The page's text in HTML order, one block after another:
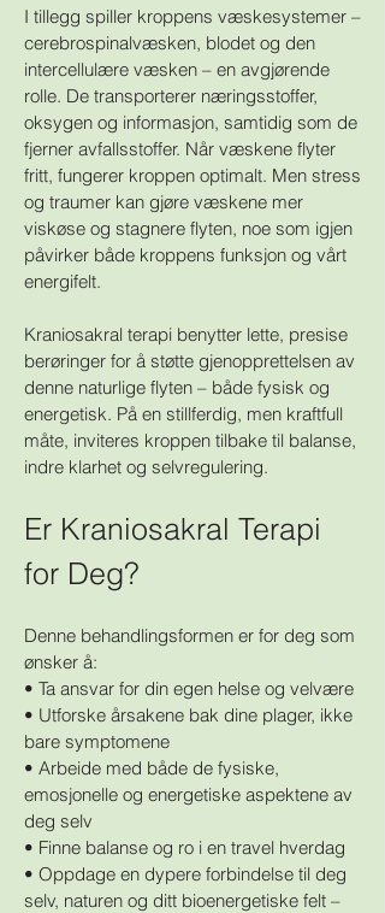
I tillegg spiller kroppens væskesystemer –
cerebrospinalvæsken, blodet og den
intercellulære væsken – en avgjørende
rolle. De transporterer næringsstoffer,
oksygen og informasjon, samtidig som de
fjerner avfallsstoffer. Når væskene flyter
fritt, fungerer kroppen optimalt. Men stress
og traumer kan gjøre væskene mer
viskøse og stagnere flyten, noe som igjen
påvirker både kroppens funksjon og vårt
energifelt.
Kraniosakral terapi benytter lette, presise
berøringer for å støtte gjenopprettelsen av
denne naturlige flyten – både fysisk og
energetisk. På en stillferdig, men kraftfull
måte, inviteres kroppen tilbake til balanse,
indre klarhet og selvregulering.
Er Kraniosakral Terapi
for Deg?
Denne behandlingsformen er for deg som
ønsker å:
• Ta ansvar for din egen helse og velvære
• Utforske årsakene bak dine plager, ikke
bare symptomene
• Arbeide med både de fysiske,
emosjonelle og energetiske aspektene av
deg selv
• Finne balanse og ro i en travel hverdag
• Oppdage en dypere forbindelse til deg
selv, naturen og ditt bioenergetiske felt –